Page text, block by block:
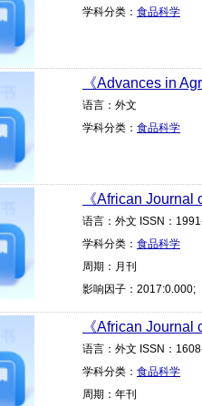
学科分类： 食品科学
《Advances in
语言：外文
学科分类： 食品科学
《African Journal
语言：外文 ISSN：
学科分类： 食品科学
周期：月刊
影响因子：2017:0.000;
《African Journal
语言：外文 ISSN：
学科分类： 食品科学
周期：年刊